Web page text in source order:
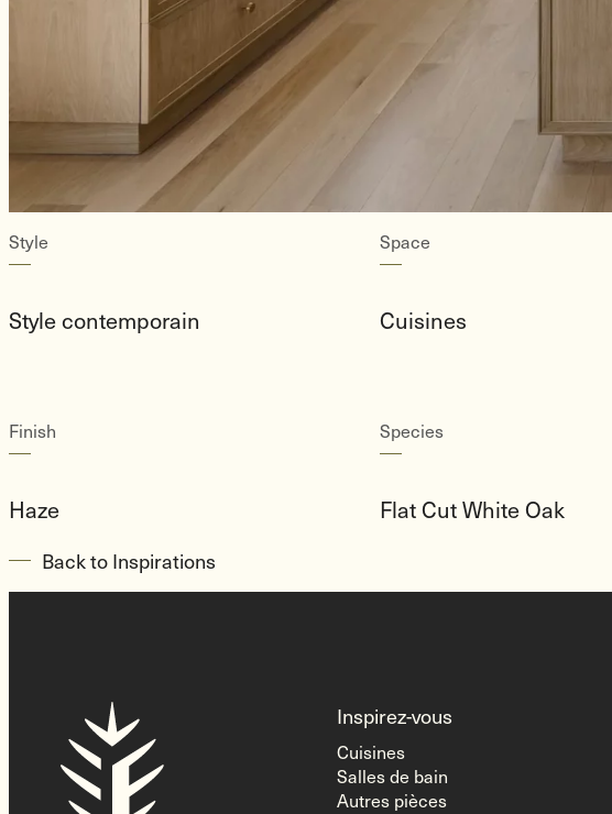
Style
Style contemporain
Space
Cuisines
Finish
Haze
Species
Flat Cut White Oak
Back to Inspirations
Homepage
Link
Inspirez-vous
Cuisines
Salles de bain
Autres pièces